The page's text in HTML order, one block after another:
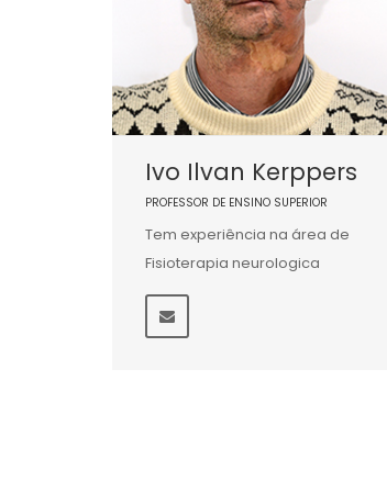
Ivo Ilvan Kerppers
PROFESSOR DE ENSINO SUPERIOR
Tem experiência na área de
Fisioterapia neurologica